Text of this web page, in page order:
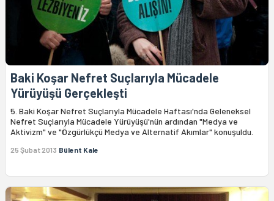
Baki Koşar Nefret Suçlarıyla Mücadele
Yürüyüşü Gerçekleşti
5. Baki Koşar Nefret Suçlarıyla Mücadele Haftası'nda Geleneksel
Nefret Suçlarıyla Mücadele Yürüyüşü'nün ardından "Medya ve
Aktivizm" ve "Özgürlükçü Medya ve Alternatif Akımlar" konuşuldu.
25 Şubat 2013 Bülent Kale